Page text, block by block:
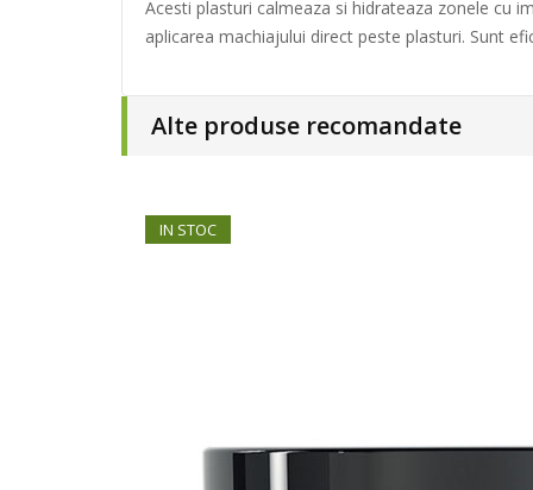
Acesti plasturi calmeaza si hidrateaza zonele cu
aplicarea machiajului direct peste plasturi. Sunt
Alte produse recomandate
IN STOC